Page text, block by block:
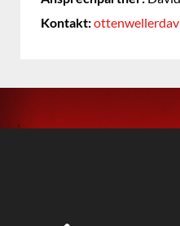
Kontakt: